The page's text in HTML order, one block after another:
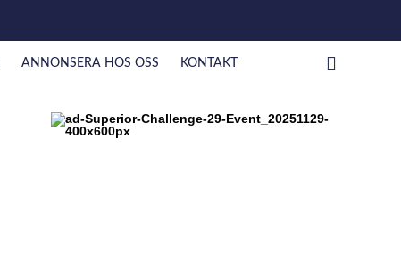
ANNONSERA HOS OSS KONTAKT